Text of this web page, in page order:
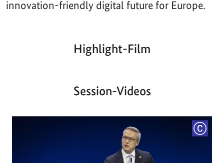
innovation-friendly digital future for Europe.
Highlight-Film
Aktueller
00:00| 00:00
Session-Videos